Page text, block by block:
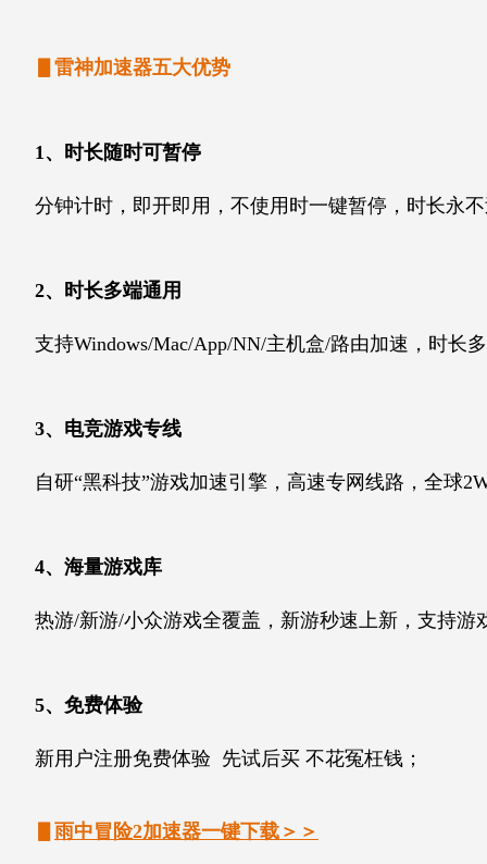
▋雷神加速器五大优势
1、时长随时可暂停
分钟计时，即开即用，不使用时一键暂停，时长永
2、时长多端通用
支持Windows/Mac/App/NN/主机盒/路由加速，时长
3、电竞游戏专线
自研“黑科技”游戏加速引擎，高速专网线路，全球
4、海量游戏库
热游/新游/小众游戏全覆盖，新游秒速上新，支持游
5、免费体验
新用户注册免费体验 先试后买 不花冤枉钱；
雨中冒险2加速器一键下载＞＞